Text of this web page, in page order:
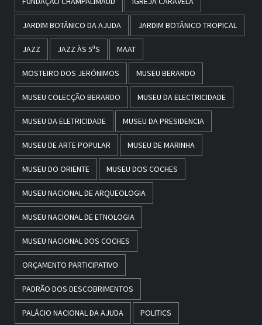
JARDIM BOTÂNICO DA AJUDA JARDIM BOTÂNICO TROPICAL
JAZZ JAZZ ÀS 5ªS MAAT
MOSTEIRO DOS JERÓNIMOS MUSEU BERARDO
MUSEU COLECÇÃO BERARDO MUSEU DA ELECTRICIDADE
MUSEU DA ELETRICIDADE MUSEU DA PRESIDENCIA
MUSEU DE ARTE POPULAR MUSEU DE MARINHA
MUSEU DO ORIENTE MUSEU DOS COCHES
MUSEU NACIONAL DE ARQUEOLOGIA
MUSEU NACIONAL DE ETNOLOGIA
MUSEU NACIONAL DOS COCHES
ORÇAMENTO PARTICIPATIVO
PADRÃO DOS DESCOBRIMENTOS
PALÁCIO NACIONAL DA AJUDA POLITICS